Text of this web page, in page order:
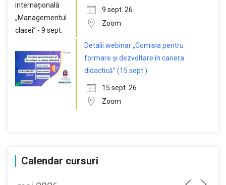
9 sept. 26
Zoom
Detalii webinar „Comisia pentru
formare și dezvoltare în cariera
didactică” (15 sept.)
15 sept. 26
Zoom
Calendar cursuri